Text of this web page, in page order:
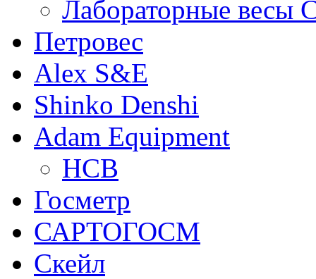
Лабораторные весы
Петровес
Alex S&E
Shinko Denshi
Adam Equipment
HCB
Госметр
САРТОГОСМ
Скейл